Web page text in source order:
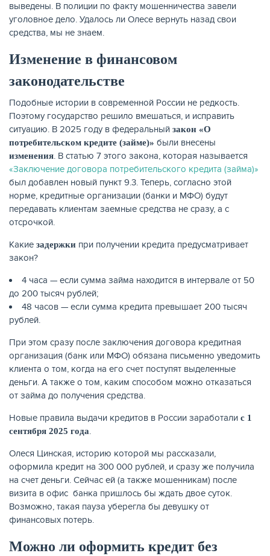
выведены. В полиции по факту мошенничества завели
уголовное дело. Удалось ли Олесе вернуть назад свои
средства, мы не знаем.
Изменение в финансовом
законодательстве
Подобные истории в современной России не редкость.
Поэтому государство решило вмешаться, и исправить
ситуацию. В 2025 году в федеральный закон «О
потребительском кредите (займе)» были внесены
изменения. В статью 7 этого закона, которая называется
«Заключение договора потребительского кредита (займа)»
был добавлен новый пункт 9.3. Теперь, согласно этой
норме, кредитные организации (банки и МФО) будут
передавать клиентам заемные средства не сразу, а с
отсрочкой.
Какие задержки при получении кредита предусматривает
закон?
4 часа — если сумма займа находится в интервале от 50
до 200 тысяч рублей;
48 часов — если сумма кредита превышает 200 тысяч
рублей.
При этом сразу после заключения договора кредитная
организация (банк или МФО) обязана письменно уведомить
клиента о том, когда на его счет поступят выделенные
деньги. А также о том, каким способом можно отказаться
от займа до получения средства.
Новые правила выдачи кредитов в России заработали с 1
сентября 2025 года.
Олеся Цинская, историю которой мы рассказали,
оформила кредит на 300 000 рублей, и сразу же получила
на счет деньги. Сейчас ей (а также мошенникам) после
визита в офис банка пришлось бы ждать двое суток.
Возможно, такая пауза уберегла бы девушку от
финансовых потерь.
Можно ли оформить кредит без